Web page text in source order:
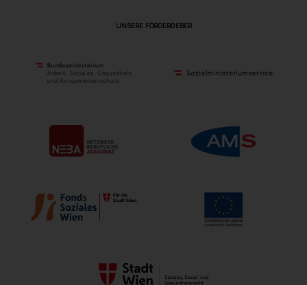
UNSERE FÖRDERGEBER